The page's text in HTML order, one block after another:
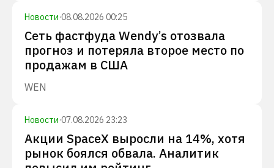
Новости·08.08.2026 00:25
Сеть фастфуда Wendy’s отозвала
прогноз и потеряла второе место по
продажам в США
WEN
Новости·07.08.2026 23:23
Акции SpaceX выросли на 14%, хотя
рынок боялся обвала. Аналитик